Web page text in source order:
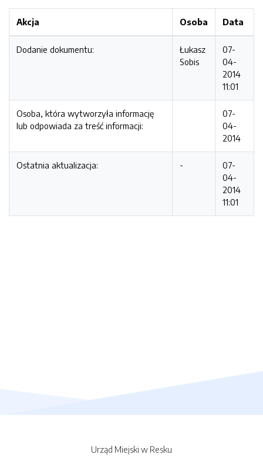
Akcja Osoba Data
Dodanie dokumentu:
Łukasz
Sobis
07-
04-
2014
11:01
Osoba, która wytworzyła informację
lub odpowiada za treść informacji:
07-
04-
2014
Ostatnia aktualizacja: -
07-
04-
2014
11:01
Urząd Miejski w Resku